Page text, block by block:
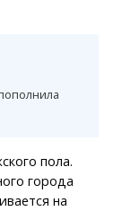
пола.
города
на